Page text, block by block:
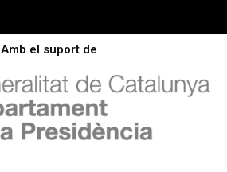
Amb el suport de